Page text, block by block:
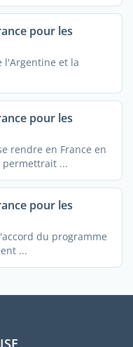
pour les
l'Argentine et la
pour les
rendre en France en
permettrait ...
pour les
du programme
...